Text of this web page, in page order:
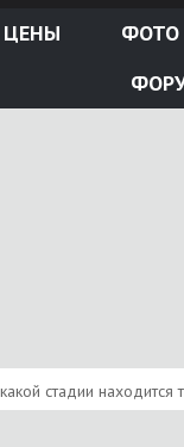
ЦЕНЫ ФОТО
стадии